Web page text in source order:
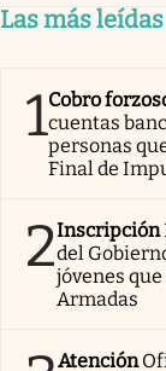
Las más
1Cobro
cuentas
personas
Final de
2Inscripción
del
jóvenes
Armadas
Atención